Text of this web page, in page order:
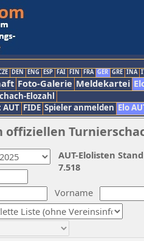
DEN ENG ESP FAI FIN FRA GER GRE INA
Foto-Galerie Meldekartei
Elozahl
FIDE Spieler anmelden Elo
Vorname
AUT-Elolisten
7.518